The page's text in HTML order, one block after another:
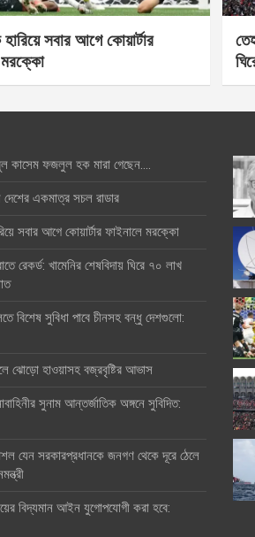
হারিয়ে সবার আগে কোয়ার্টার
মরক্কো
কাসেম ফজলুল হক মারা গেছেন….
একমাত্র সচল রাডার
সবার আগে কোয়ার্টার ফাইনালে মরক্কো
রেকর্ড: খামেনির শেষবিদায় ঘিরে ৭০ লাখ
বিশেষ সুবিধা পাবে চীনসহ বন্ধু দেশগুলো:
ঝোড়ো হাওয়াসহ বজ্রবৃষ্টির আভাস
সুনাম আন্তর্জাতিক অঙ্গনে সুবিদিত:
যেন সরকারপ্রধানকে জনগণ থেকে দূরে ঠেলে
বিদ্যমান আইন যুগোপযোগী করা হবে: